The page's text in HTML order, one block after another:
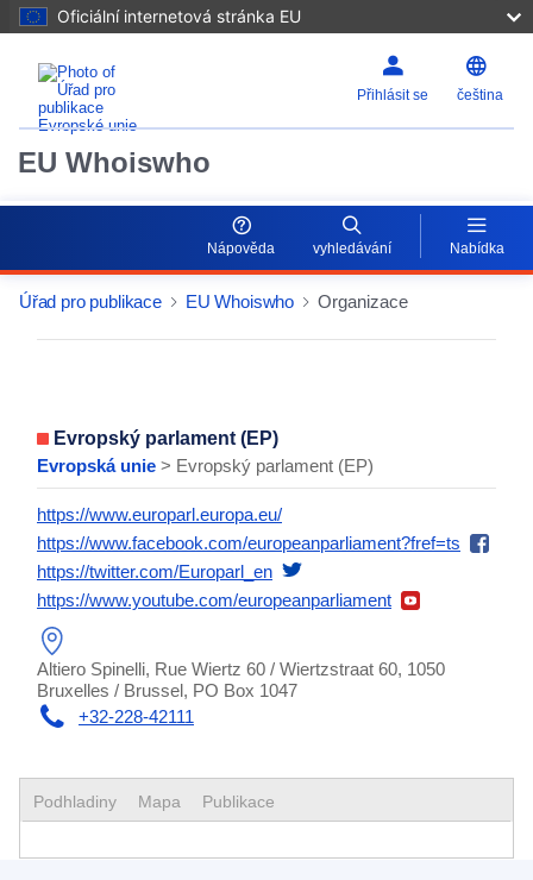
Oficiální internetová stránka EU
Přihlásit se čeština
EU Whoiswho
Nápověda vyhledávání Nabídka
Úřad pro publikace EU Whoiswho Organizace
Evropský parlament (EP)
Evropská unie > Evropský parlament (EP)
https://www.europarl.europa.eu/
https://www.facebook.com/europeanparliament?fref=ts
https://twitter.com/Europarl_en
https://www.youtube.com/europeanparliament
Altiero Spinelli, Rue Wiertz 60 / Wiertzstraat 60, 1050
Bruxelles / Brussel, PO Box 1047
+32-228-42111
Podhladiny Mapa Publikace